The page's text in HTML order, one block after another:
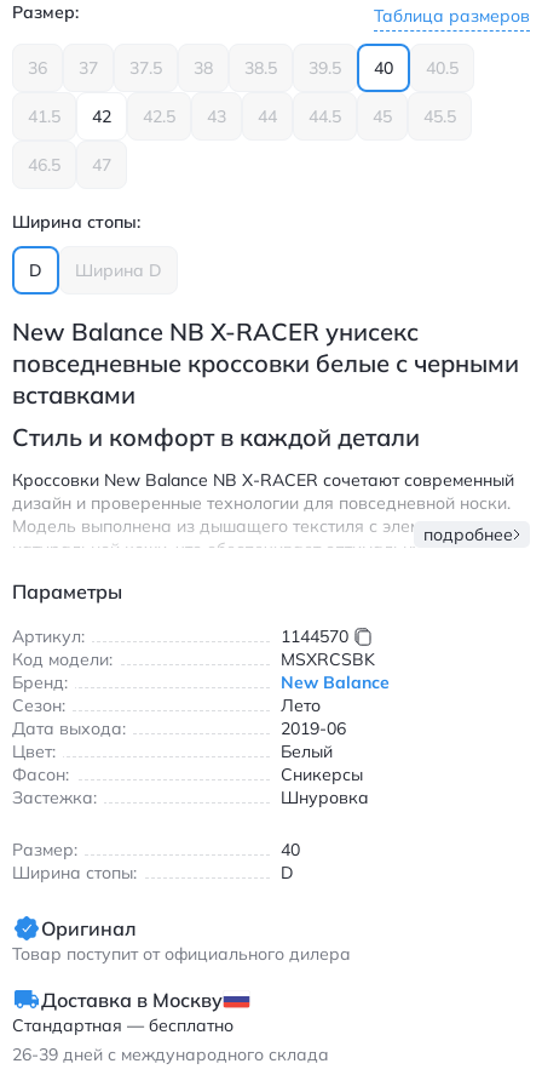
Размер: Таблица размеров
36 37 37.5 38 38.5 39.5 40 40.5
41.5 42 42.5 43 44 44.5 45 45.5
46.5 47
Ширина стопы:
D Ширина D
New Balance NB X-RACER унисекс
повседневные кроссовки белые с черными
вставками
Стиль и комфорт в каждой детали
Кроссовки New Balance NB X-RACER сочетают современный
дизайн и проверенные технологии для повседневной носки.
Модель выполнена из дышащего текстиля с элементами
натуральной кожи, что обеспечивает оптимальную
идеально зафиксировать обувь на ноге, а амортизирующая
нагрузки при ходьбе.
Легкий и эргономичный силуэт подходит как для прогулок по
городу, так и для активного отдыха. Белая основа с
контрастными черными вставками создает универсальный
образ, который легко сочетается с джинсами, шортами или
спортивными брюками. Подкладка из мягкой ткани
обеспечивает комфорт даже при длительном ношении.
повседневной обуви. Кроссовки подходят для теплого
времени года благодаря воздухопроницаемой конструкции
Нью Бэлэнс NB X-RACER повседневные кроссовки белые с
черными вставками
подробнее
Параметры
Артикул:
1144570
Код модели:
MSXRCSBK
Бренд:
New Balance
Сезон:
Лето
Дата выхода:
2019-06
Цвет:
Белый
Фасон:
Сникерсы
Застежка:
Шнуровка
Размер:
40
Ширина стопы:
D
Оригинал
Товар поступит от официального дилера
Доставка в Москву
Стандартная — бесплатно
26-39 дней с международного склада